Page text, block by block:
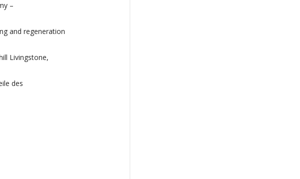
–
and regeneration
Livingstone,
des